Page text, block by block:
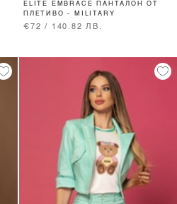
ELITE EMBRACE ПАНТАЛОН ОТ
ПЛЕТИВО - MILITARY
€72 / 140.82 ЛВ.